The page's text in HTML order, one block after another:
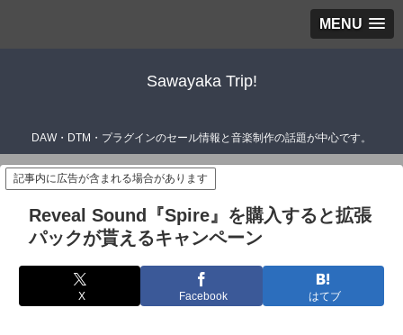
MENU
Sawayaka Trip!
DAW・DTM・プラグインのセール情報と音楽制作の話題が中心です。
記事内に広告が含まれる場合があります
Reveal Sound『Spire』を購入すると拡張
パックが貰えるキャンペーン
X Facebook はてブ